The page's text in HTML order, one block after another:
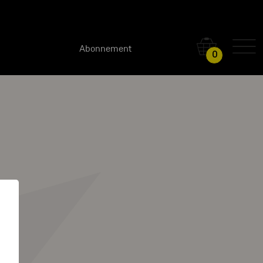
Abonnement
0